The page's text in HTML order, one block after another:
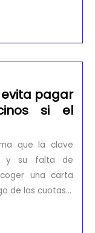
pagar
si el
que la clave
y su falta de
una carta
de las cuotas...